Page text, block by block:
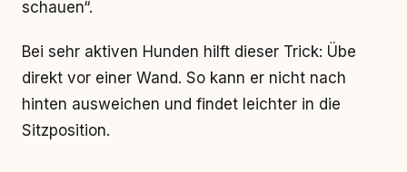
schauen“.
Bei sehr aktiven Hunden hilft dieser Trick: Übe
direkt vor einer Wand. So kann er nicht nach
hinten ausweichen und findet leichter in die
Sitzposition.